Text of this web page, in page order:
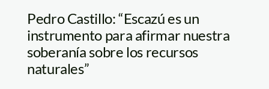
Pedro Castillo: “Escazú es un
instrumento para afirmar nuestra
soberanía sobre los recursos
naturales”